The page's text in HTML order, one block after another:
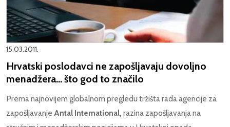
15.03.2011.
Hrvatski poslodavci ne zapošljavaju dovoljno
menadžera... što god to značilo
Prema najnovijem globalnom pregledu tržišta rada agencije za
zapošljavanje Antal International, razina zapošljavanja na